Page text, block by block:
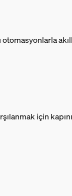
otomasyonlarla
için